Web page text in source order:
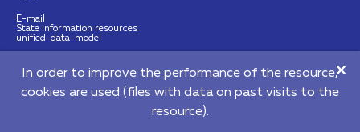
E-mail
State information resources
unified-data-model
©2026 Republican Unitary Enterprise "National Centre of E-Services"
220140, 64 Pritytskogo street, Мinsk, Republic of Belarus
https://nces.by
In order to improve the performance of the resource,
cookies are used (files with data on past visits to the
resource).